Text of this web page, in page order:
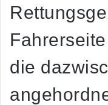
die